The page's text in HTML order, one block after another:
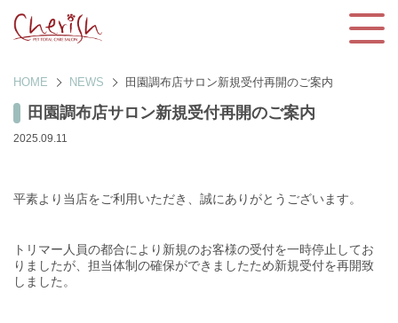
HOME NEWS 田園調布店サロン新規受付再開のご案内
田園調布店サロン新規受付再開のご案内
2025.09.11
平素より当店をご利用いただき、誠にありがとうございます。
トリマー人員の都合により新規のお客様の受付を一時停止してお
りましたが、担当体制の確保ができましたため新規受付を再開致
しました。